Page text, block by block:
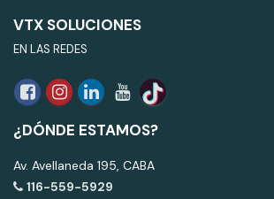
VTX SOLUCIONES
EN LAS REDES
¿DÓNDE ESTAMOS?
Av. Avellaneda 195, CABA
116-559-5929